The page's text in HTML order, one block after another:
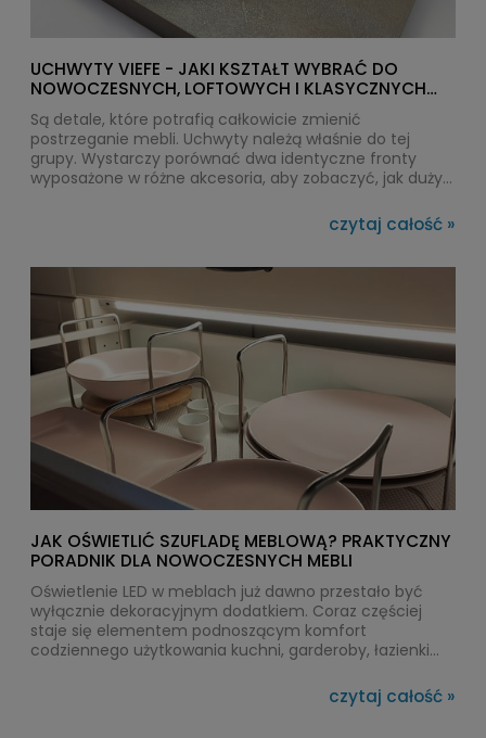
UCHWYTY VIEFE - JAKI KSZTAŁT WYBRAĆ DO
NOWOCZESNYCH, LOFTOWYCH I KLASYCZNYCH
WNĘTRZ?
Są detale, które potrafią całkowicie zmienić
postrzeganie mebli. Uchwyty należą właśnie do tej
grupy. Wystarczy porównać dwa identyczne fronty
wyposażone w różne akcesoria, aby zobaczyć, jak duży
W DAC-TER od lat obserwujemy, że coraz więcej
klientów świadomie szuka rozwiązań premium, a jedną z
producent zdobył uznanie architektów i projektantów
dzięki odważnemu wzornictwu, dopracowanym
detalom oraz kolekcjom, które wyznaczają trendy
zamiast za nimi podążać.
czytaj całość »
JAK OŚWIETLIĆ SZUFLADĘ MEBLOWĄ? PRAKTYCZNY
PORADNIK DLA NOWOCZESNYCH MEBLI
Oświetlenie LED w meblach już dawno przestało być
wyłącznie dekoracyjnym dodatkiem. Coraz częściej
staje się elementem podnoszącym komfort
codziennego użytkowania kuchni, garderoby, łazienki
oświetlenie szuflad meblowych, które pozwala szybko
odnaleźć potrzebne przedmioty nawet po zmroku.
czytaj całość »